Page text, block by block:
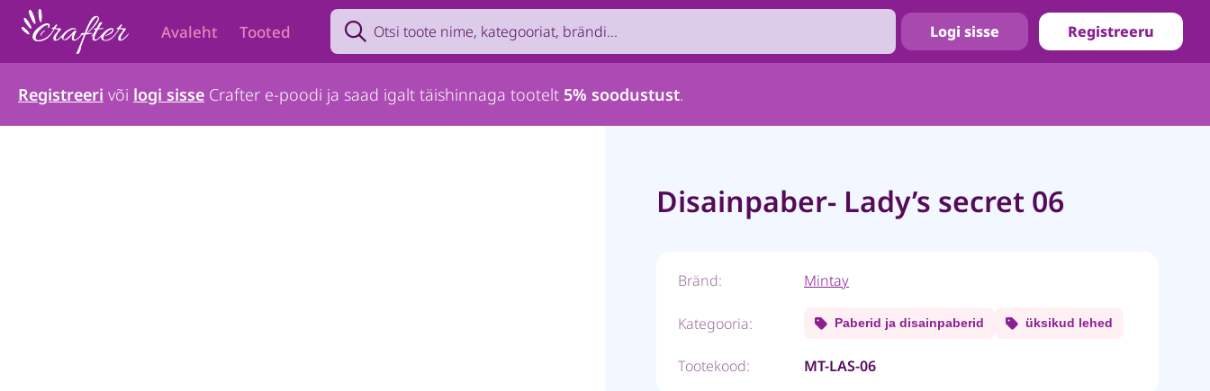
Avaleht Tooted
Search product by name, brand, category...
Logi sisse Registreeru
Registreeri või logi sisse Crafter e-poodi ja saad igalt täishinnaga tootelt 5% soodustust.
Disainpaber- Lady’s secret 06
Bränd: Mintay
Kategooria: Paberid ja disainpaberid üksikud lehed
Tootekood: MT-LAS-06